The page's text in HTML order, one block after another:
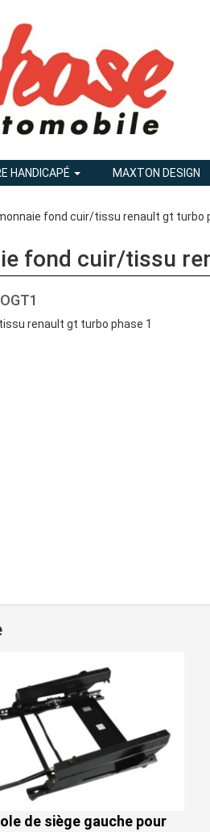
HANDICAPÉ MAXTON DESIGN
fond cuir/tissu renault gt turbo
fond cuir/tissu
renault gt turbo phase 1
de siège gauche pour